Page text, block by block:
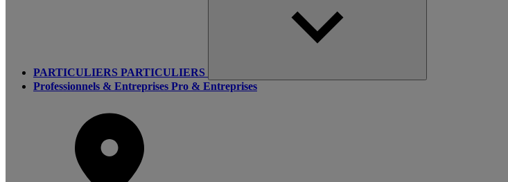
PARTICULIERS PARTICULIERS
Professionnels & Entreprises Pro & Entreprises